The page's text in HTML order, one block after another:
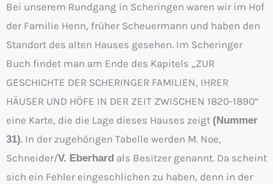
Bei unserem Rundgang in Scheringen waren wir im Hof
der Familie Henn, früher Scheuermann und haben den
Standort des alten Hauses gesehen. Im Scheringer
Buch findet man am Ende des Kapitels „ZUR
GESCHICHTE DER SCHERINGER FAMILIEN, IHRER
HÄUSER UND HÖFE IN DER ZEIT ZWISCHEN 1820-1890“
eine Karte, die die Lage dieses Hauses zeigt (Nummer
31). In der zugehörigen Tabelle werden M. Noe,
Schneider/V. Eberhard als Besitzer genannt. Da scheint
sich ein Fehler eingeschlichen zu haben, denn in der